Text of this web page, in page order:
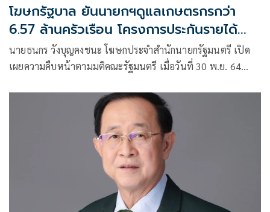
โฆษกรัฐบาล ยันนายกฯดูแลเกษตรกรกว่า
6.57 ล้านครัวเรือน โครงการประกันรายได้
ข้าว-ยางพารา
นายธนกร วังบุญคงชนะ โฆษกประจำสำนักนายกรัฐมนตรี เปิด
เผยความคืบหน้าตามมติคณะรัฐมนตรี เมื่อวันที่ 30 พ.ย. 64